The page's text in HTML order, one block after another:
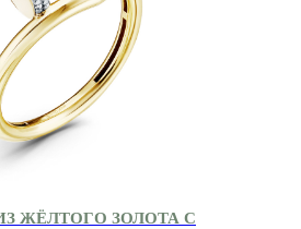
ЖЁЛТОГО ЗОЛОТА С